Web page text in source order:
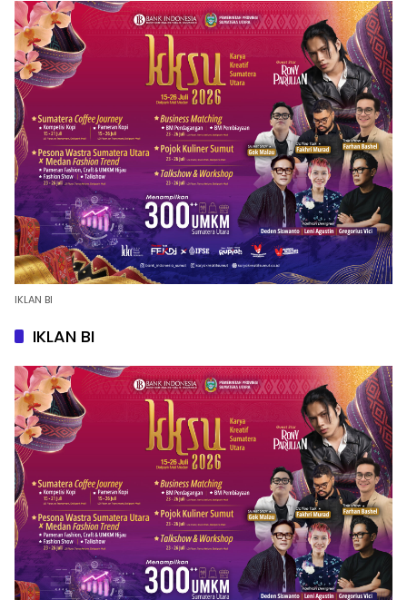
IKLAN BI
IKLAN BI